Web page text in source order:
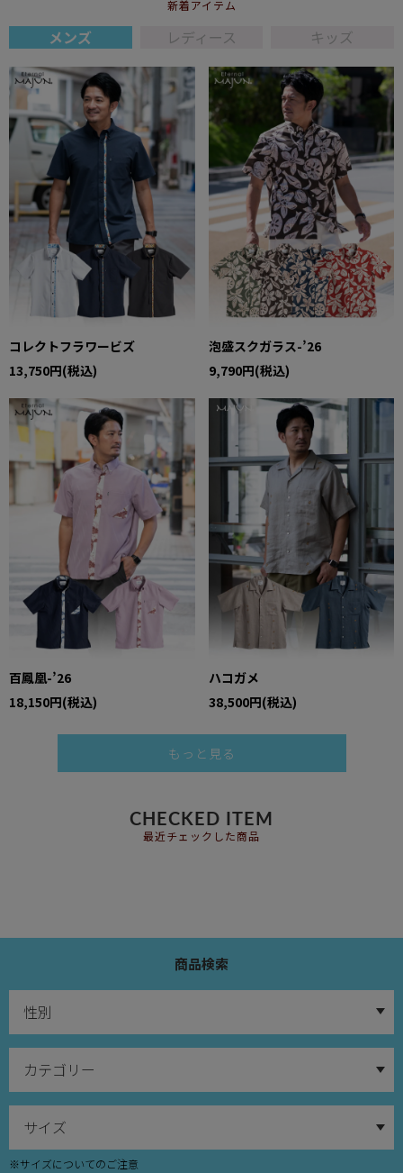
新着アイテム
メンズ レディース キッズ
コレクトフラワービズ
13,750円(税込)
泡盛スクガラス-’26
9,790円(税込)
百鳳凰-’26
18,150円(税込)
ハコガメ
38,500円(税込)
もっと見る
CHECKED ITEM
最近チェックした商品
商品検索
※サイズについてのご注意